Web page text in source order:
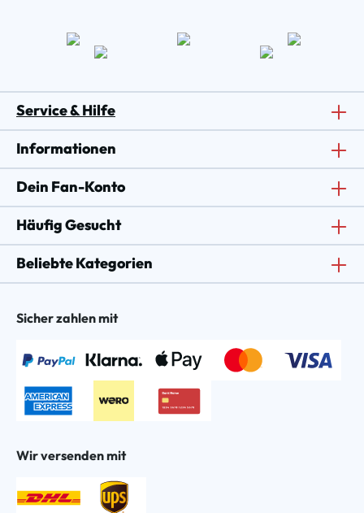
Service & Hilfe
Informationen
Dein Fan-Konto
Häufig Gesucht
Beliebte Kategorien
Sicher zahlen mit
Wir versenden mit